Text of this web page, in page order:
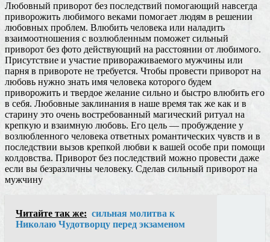
Любовный приворот без последствий помогающий навсегда
приворожить любимого веками помогает людям в решении
любовных проблем. Влюбить человека или наладить
взаимоотношения с возлюбленным поможет сильный
приворот без фото действующий на расстоянии от любимого.
Присутствие и участие привораживаемого мужчины или
парня в привороте не требуется. Чтобы провести приворот на
любовь нужно знать имя человека которого будем
приворожить и твердое желание сильно и быстро влюбить его
в себя. Любовные заклинания в наше время так же как и в
старину это очень востребованный магический ритуал на
крепкую и взаимную любовь. Его цель — пробуждение у
возлюбленного человека ответных романтических чувств и в
последствии вызов крепкой любви к вашей особе при помощи
колдовства. Приворот без последствий можно провести даже
если вы безразличны человеку. Сделав сильный приворот на
мужчину
Читайте так же: сильная молитва к
Николаю Чудотворцу перед экзаменом